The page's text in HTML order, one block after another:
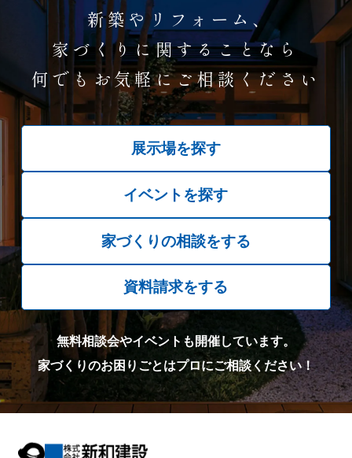
新築やリフォーム、
家づくりに関することなら
何でもお気軽にご相談ください
展示場を探す
イベントを探す
家づくりの相談をする
資料請求をする
無料相談会やイベントも開催しています。
家づくりのお困りごとはプロにご相談ください！